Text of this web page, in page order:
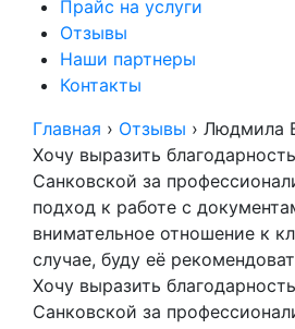
Прайс на услуги
Отзывы
Наши партнеры
Контакты
Главная › Отзывы › Людмила
Хочу выразить
Санковской за
подход к работе с
внимательное отношение к
случае, буду её
Хочу выразить
Санковской за